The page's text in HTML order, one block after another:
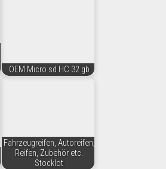
OEM Micro sd HC 32 gb
Fahrzeugreifen, Autoreifen,
Reifen, Zubehör etc.
Stocklot